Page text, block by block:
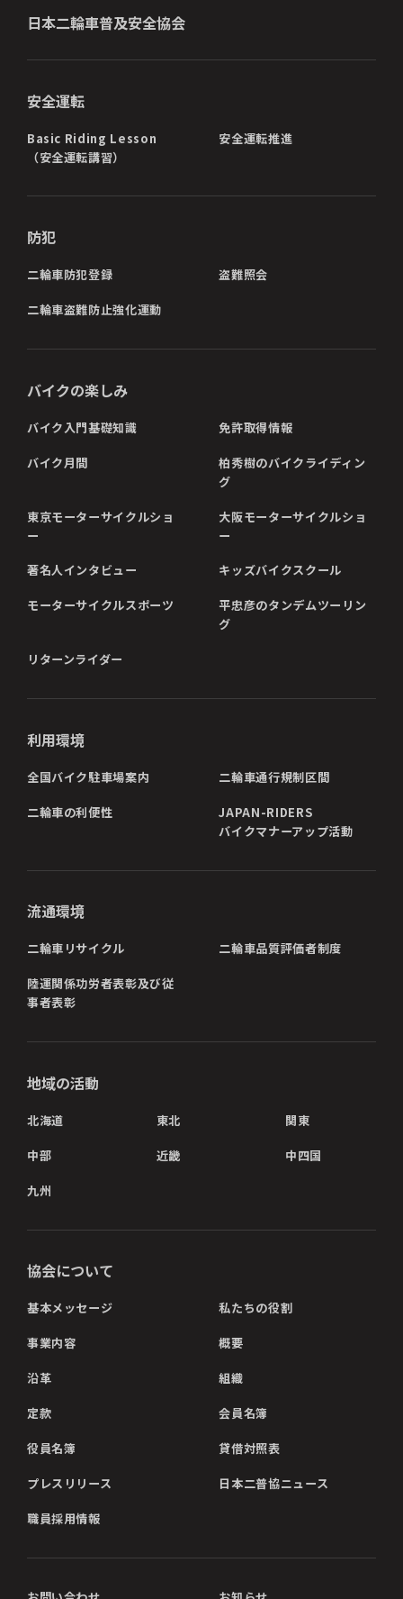
日本二輪車普及安全協会
安全運転
Basic Riding Lesson
（安全運転講習）
安全運転推進
防犯
二輪車防犯登録 盗難照会
二輪車盗難防止強化運動
バイクの楽しみ
バイク入門基礎知識 免許取得情報
バイク月間
柏秀樹のバイクライディン
グ
東京モーターサイクルショ
ー
大阪モーターサイクルショ
ー
著名人インタビュー キッズバイクスクール
モーターサイクルスポーツ
平忠彦のタンデムツーリン
グ
リターンライダー
利用環境
全国バイク駐車場案内 二輪車通行規制区間
二輪車の利便性
JAPAN-RIDERS
バイクマナーアップ活動
流通環境
二輪車リサイクル 二輪車品質評価者制度
陸運関係功労者表彰及び従
事者表彰
地域の活動
北海道 東北 関東
中部 近畿 中四国
九州
協会について
基本メッセージ 私たちの役割
事業内容 概要
沿革 組織
定款 会員名簿
役員名簿 貸借対照表
プレスリリース 日本二普協ニュース
職員採用情報